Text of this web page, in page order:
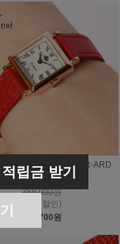
스텔지아 NS-011RVR-ARD
백화점AS
358,000원
(35%할인)
232,700원
립금 받기